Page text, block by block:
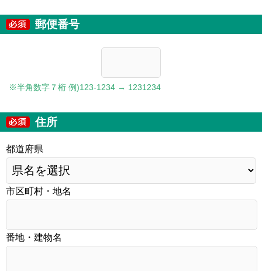
郵便番号
※半角数字７桁 例)123-1234 → 1231234
住所
都道府県
市区町村・地名
番地・建物名